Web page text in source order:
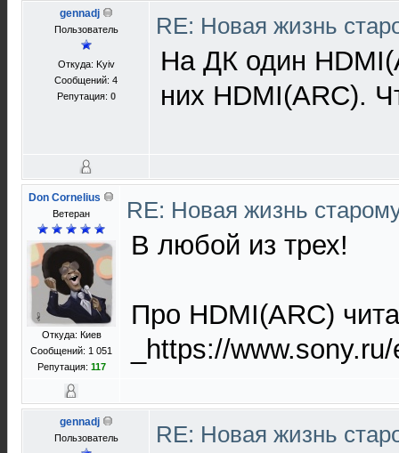
gennadj
Пользователь
Откуда: Kyiv
Сообщений: 4
Репутация: 0
RE: Новая жизнь
На ДК один
них HDMI(ARC).
Don Cornelius
Ветеран
Откуда: Киев
Сообщений: 1 051
Репутация: 117
RE: Новая жизнь
В любой из трех!
Про HDMI(ARC)
_https://
gennadj
Пользователь RE: Новая жизнь